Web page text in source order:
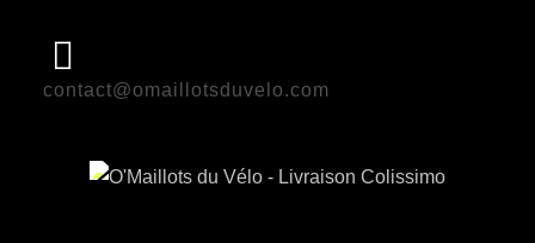
contact@omaillotsduvelo.com